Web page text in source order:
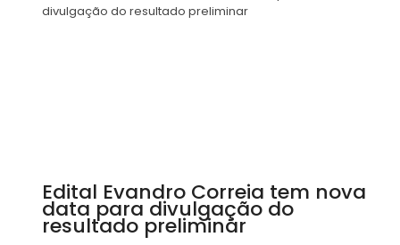
Edital Evandro Correia tem nova
data para divulgação do
resultado preliminar